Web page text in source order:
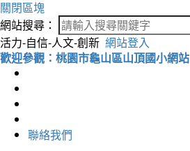
關閉區塊
網站搜尋：
活力-自信-人文-創新 網站登入
歡迎參觀：桃園市龜山區山頂國小網站
聯絡我們